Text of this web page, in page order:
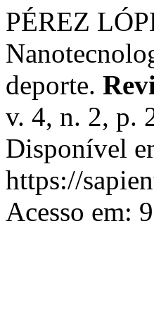
PÉREZ
deporte.
v. 4, n. 2, p.
Disponível
https://
Acesso em: